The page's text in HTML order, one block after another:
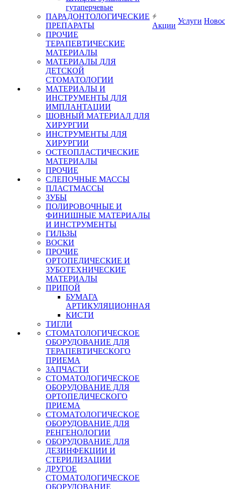
гутаперчевые
ПАРАДОНТОЛОГИЧЕСКИЕ
ПРЕПАРАТЫ
ПРОЧИЕ
ТЕРАПЕВТИЧЕСКИЕ
МАТЕРИАЛЫ
МАТЕРИАЛЫ ДЛЯ
ДЕТСКОЙ
СТОМАТОЛОГИИ
МАТЕРИАЛЫ И
ИНСТРУМЕНТЫ ДЛЯ
ИМПЛАНТАЦИИ
ШОВНЫЙ МАТЕРИАЛ ДЛЯ
ХИРУРГИИ
ИНСТРУМЕНТЫ ДЛЯ
ХИРУРГИИ
ОСТЕОПЛАСТИЧЕСКИЕ
МАТЕРИАЛЫ
ПРОЧИЕ
СЛЕПОЧНЫЕ МАССЫ
ПЛАСТМАССЫ
ЗУБЫ
ПОЛИРОВОЧНЫЕ И
ФИНИШНЫЕ МАТЕРИАЛЫ
И ИНСТРУМЕНТЫ
ГИЛЬЗЫ
ВОСКИ
ПРОЧИЕ
ОРТОПЕДИЧЕСКИЕ И
ЗУБОТЕХНИЧЕСКИЕ
МАТЕРИАЛЫ
ПРИПОЙ
БУМАГА
АРТИКУЛЯЦИОННАЯ
КИСТИ
ТИГЛИ
СТОМАТОЛОГИЧЕСКОЕ
ОБОРУДОВАНИЕ ДЛЯ
ТЕРАПЕВТИЧЕСКОГО
ПРИЕМА
ЗАПЧАСТИ
СТОМАТОЛОГИЧЕСКОЕ
ОБОРУДОВАНИЕ ДЛЯ
ОРТОПЕДИЧЕСКОГО
ПРИЕМА
СТОМАТОЛОГИЧЕСКОЕ
ОБОРУДОВАНИЕ ДЛЯ
РЕНГЕНОЛОГИИ
ОБОРУДОВАНИЕ ДЛЯ
ДЕЗИНФЕКЦИИ И
СТЕРИЛИЗАЦИИ
ДРУГОЕ
СТОМАТОЛОГИЧЕСКОЕ
ОБОРУДОВАНИЕ
Акции
Услуги